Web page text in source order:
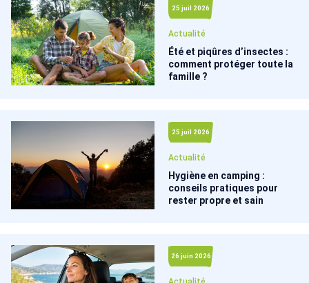
25 juil 2026
Actualité
Été et piqûres d’insectes :
comment protéger toute la
famille ?
25 juil 2026
Actualité
Hygiène en camping :
conseils pratiques pour
rester propre et sain
26 juin 2026